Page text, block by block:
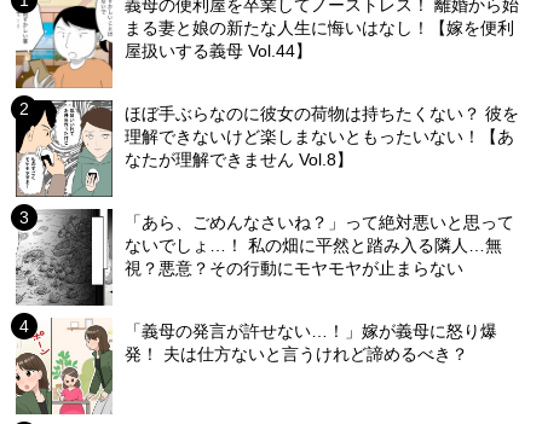
義母の便利屋を卒業してノーストレス！ 離婚から始
まる妻と娘の新たな人生に悔いはなし！【嫁を便利
屋扱いする義母 Vol.44】
ほぼ手ぶらなのに彼女の荷物は持ちたくない？ 彼を
理解できないけど楽しまないともったいない！【あ
なたが理解できません Vol.8】
「あら、ごめんなさいね？」って絶対悪いと思って
ないでしょ…！ 私の畑に平然と踏み入る隣人…無
視？悪意？その行動にモヤモヤが止まらない
「義母の発言が許せない…！」嫁が義母に怒り爆
発！ 夫は仕方ないと言うけれど諦めるべき？